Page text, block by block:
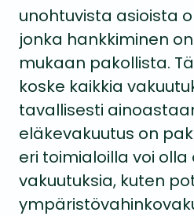
unohtuvista asioista
jonka hankkiminen
mukaan pakollista.
koske kaikkia
tavallisesti
eläkevakuutus on
eri toimialoilla voi
vakuutuksia, kuten